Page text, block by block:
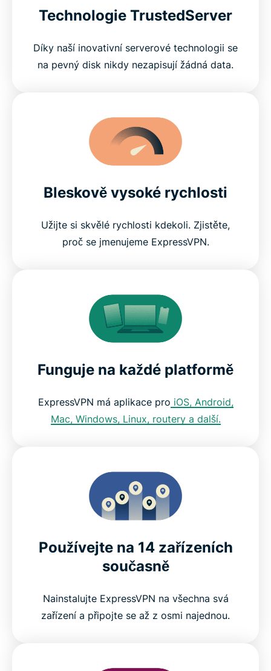
Technologie TrustedServer
Díky naší inovativní serverové technologii se
na pevný disk nikdy nezapisují žádná data.
Bleskově vysoké rychlosti
Užijte si skvělé rychlosti kdekoli. Zjistěte,
proč se jmenujeme ExpressVPN.
Funguje na každé platformě
ExpressVPN má aplikace pro iOS, Android,
Mac, Windows, Linux, routery a další.
Používejte na 14 zařízeních
současně
Nainstalujte ExpressVPN na všechna svá
zařízení a připojte se až z osmi najednou.